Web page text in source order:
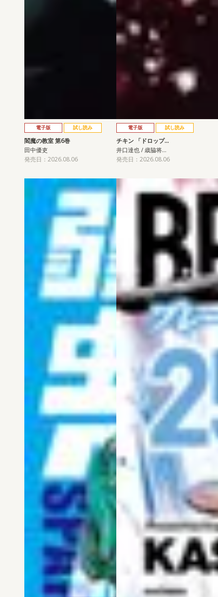
電子版 試し読み
閻魔の教室 第6巻
田中優吏
発売日：2026.08.06
電子版 試し読み
チキン 「ドロップ…
井口達也 / 歳脇将…
発売日：2026.08.06